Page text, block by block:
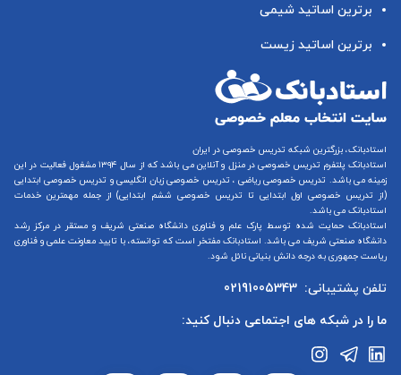
برترین اساتید شیمی
برترین اساتید زیست
استادبانک، بزرگترین شبکه تدریس خصوصی در ایران
استادبانک پلتفرم تدریس خصوصی در منزل و آنلاین
می باشد که از سال ۱۳۹۴ مشغول فعالیت در این
زمینه می باشد. تدریس خصوصی ریاضی ، تدریس خصوصی زبان انگلیسیو تدریس خصوصی ابتدایی
(از تدریس خصوصی اول ابتدایی تا تدریس خصوصی ششم ابتدایی) از جمله مهمترین خدمات
استادبانک می باشد.
استادبانک حمایت شده توسط پارک علم و فناوری دانشگاه صنعتی شریف و مستقر در مرکز رشد
دانشگاه صنعتی شریف می باشد. استادبانک مفتخر است که توانسته، با تایید معاونت علمی و فناوری
ریاست جمهوری به درجه دانش بنیانی نائل شود.
تلفن پشتیبانی: 02191005343
ما را در شبکه های اجتماعی دنبال کنید: